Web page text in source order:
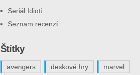
Seriál Idioti
Seznam recenzí
Štítky
avengers deskové hry marvel